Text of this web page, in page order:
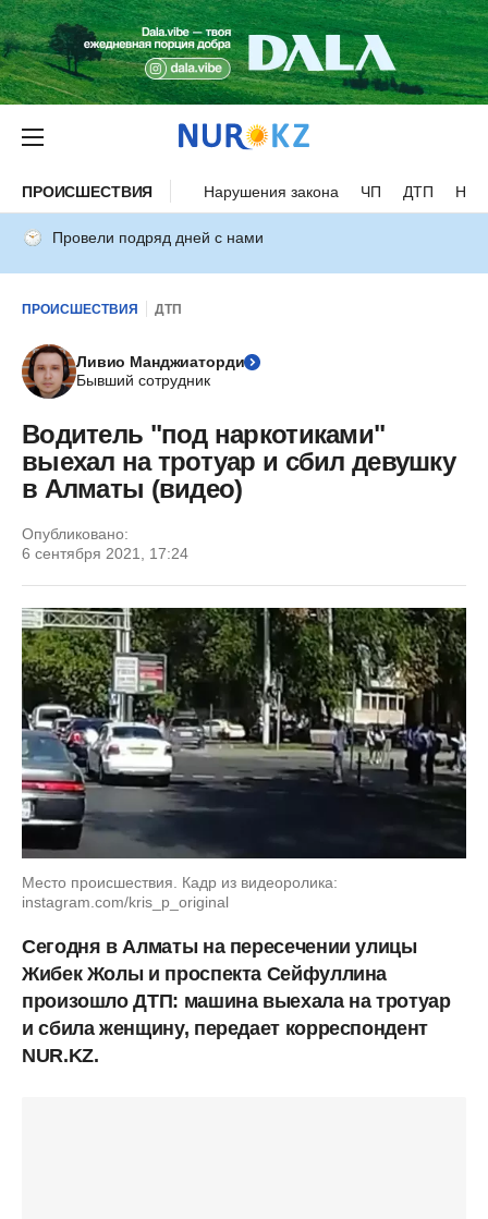
ПРОИСШЕСТВИЯ Нарушения закона ЧП ДТП
Провели подряд дней с нами
ПРОИСШЕСТВИЯ ДТП
Ливио Манджиаторди
Бывший сотрудник
Водитель "под наркотиками"
выехал на тротуар и сбил девушку
в Алматы (видео)
Опубликовано:
6 сентября 2021, 17:24
Место происшествия. Кадр из видеоролика:
instagram.com/kris_p_original
Сегодня в Алматы на пересечении улицы
Жибек Жолы и проспекта Сейфуллина
произошло ДТП: машина выехала на тротуар
и сбила женщину, передает корреспондент
NUR.KZ.